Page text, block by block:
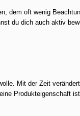
dem oft wenig
du dich auch aktiv
Mit der Zeit
Produkteigenschaft